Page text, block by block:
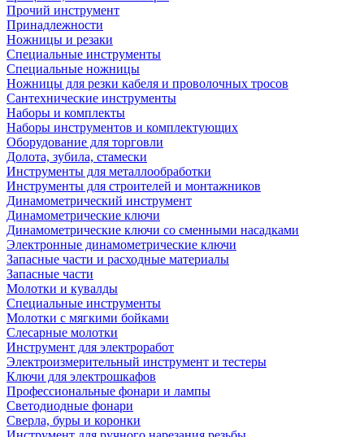
Прочий инструмент
Принадлежности
Ножницы и резаки
Специальные инструменты
Специальные ножницы
Ножницы для резки кабеля и проволочных тросов
Сантехнические инструменты
Наборы и комплекты
Наборы инструментов и комплектующих
Оборудование для торговли
Долота, зубила, стамески
Инструменты для металлообработки
Инструменты для строителей и монтажников
Динамометрический инструмент
Динамометрические ключи
Динамометрические ключи со сменными насадками
Электронные динамометрические ключи
Запасные части и расходные материалы
Запасные части
Молотки и кувалды
Специальные инструменты
Молотки с мягкими бойками
Слесарные молотки
Инструмент для электроработ
Электроизмерительный инструмент и тестеры
Ключи для электрошкафов
Профессиональные фонари и лампы
Светодиодные фонари
Сверла, буры и коронки